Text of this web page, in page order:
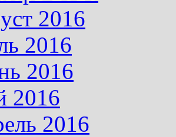
2016
2016
2016
2016
2016